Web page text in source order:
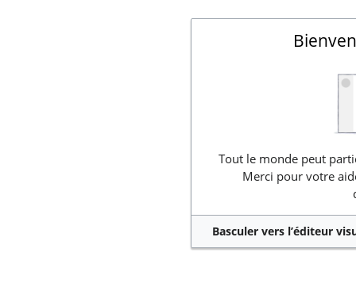
Tout le monde peut
Merci pour votre
Basculer vers l’éditeur